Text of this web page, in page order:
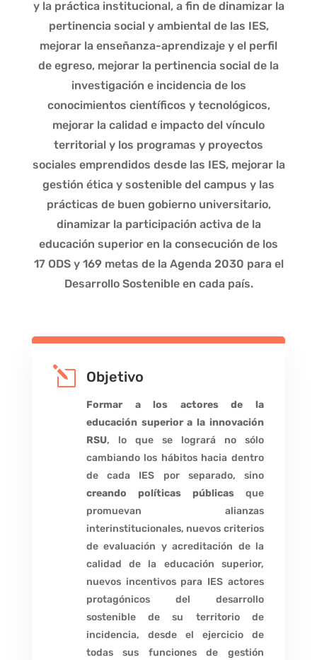
y la práctica institucional, a fin de dinamizar la
pertinencia social y ambiental de las IES,
mejorar la enseñanza-aprendizaje y el perfil
de egreso, mejorar la pertinencia social de la
investigación e incidencia de los
conocimientos científicos y tecnológicos,
mejorar la calidad e impacto del vínculo
territorial y los programas y proyectos
sociales emprendidos desde las IES, mejorar la
gestión ética y sostenible del campus y las
prácticas de buen gobierno universitario,
dinamizar la participación activa de la
educación superior en la consecución de los
17 ODS y 169 metas de la Agenda 2030 para el
Desarrollo Sostenible en cada país.
l Objetivo
Formar a los actores de la
educación superior a la innovación
RSU, lo que se logrará no sólo
cambiando los hábitos hacia dentro
de cada IES por separado, sino
creando políticas públicas que
promuevan alianzas
interinstitucionales, nuevos criterios
de evaluación y acreditación de la
calidad de la educación superior,
nuevos incentivos para IES actores
protagónicos del desarrollo
sostenible de su territorio de
incidencia, desde el ejercicio de
todas sus funciones de gestión